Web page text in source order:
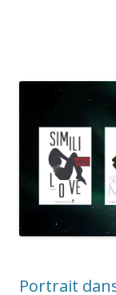
Portrait